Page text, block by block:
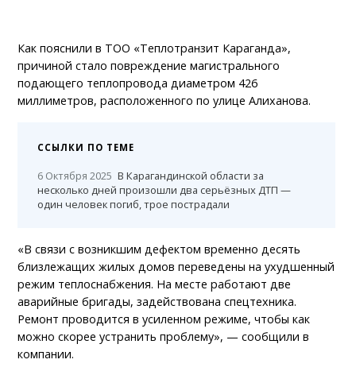
Как пояснили в ТОО «Теплотранзит Караганда»,
причиной стало повреждение магистрального
подающего теплопровода диаметром 426
миллиметров, расположенного по улице Алиханова.
ССЫЛКИ ПО ТЕМЕ
6 Октября 2025 В Карагандинской области за
несколько дней произошли два серьёзных ДТП —
один человек погиб, трое пострадали
«В связи с возникшим дефектом временно десять
близлежащих жилых домов переведены на ухудшенный
режим теплоснабжения. На месте работают две
аварийные бригады, задействована спецтехника.
Ремонт проводится в усиленном режиме, чтобы как
можно скорее устранить проблему», — сообщили в
компании.